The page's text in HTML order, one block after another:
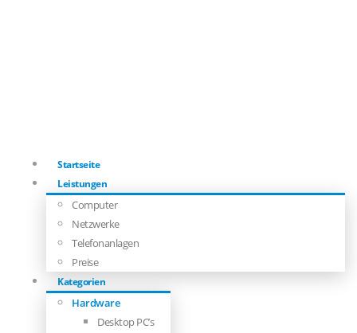
Startseite
Leistungen
Computer
Netzwerke
Telefonanlagen
Preise
Kategorien
Hardware
Desktop PC’s